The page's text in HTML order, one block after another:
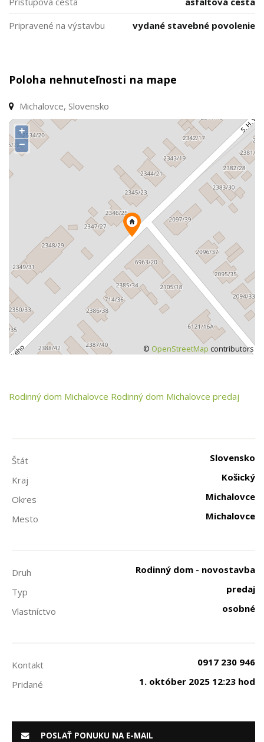
Pripravené na výstavbu
vydané stavebné povolenie
Poloha nehnuteľnosti na mape
Michalovce, Slovensko
+
−
© OpenStreetMap contributors
Rodinný dom Michalovce Rodinný dom Michalovce predaj
Štát
Slovensko
Kraj
Košický
Okres
Michalovce
Mesto
Michalovce
Druh
Rodinný dom - novostavba
Typ
predaj
Vlastníctvo
osobné
Kontakt
0917 230 946
Pridané
1. október 2025 12:23 hod
POSLAŤ PONUKU NA E-MAIL